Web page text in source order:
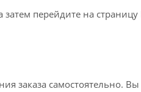
перейдите на
заказа самостоятельно.